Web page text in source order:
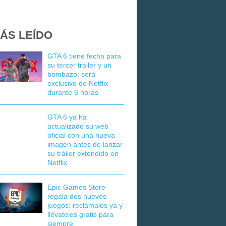
LEÍDO
GTA 6 tiene fecha para
su tercer tráiler y un
bombazo: será
exclusivo de Netflix
durante 6 horas
GTA 6 ya ha
actualizado su web
oficial con una nueva
imagen antes de lanzar
su tráiler extendido en
Netflix
Epic Games Store
regala dos nuevos
juegos: reclámalos ya y
llévatelos gratis para
siempre